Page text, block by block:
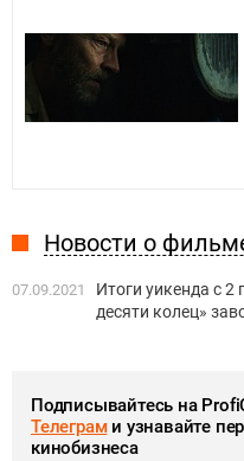
Новости о
07.09.2021
Итоги уикенда с 2
десяти колец»
Подписывайтесь на
Телеграми узнавайте
кинобизнеса